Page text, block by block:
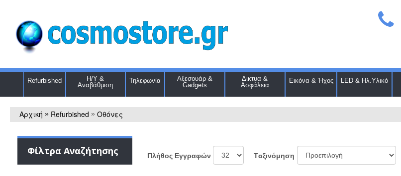
Refurbished
Η/Υ &
Αναβάθμιση
Τηλεφωνία
Αξεσουάρ &
Gadgets
Δικτυα &
Ασφάλεια
Εικόνα & Ήχος LED & Ηλ.Υλικό
Αρχική » Refurbished » Οθόνες
Φίλτρα Αναζήτησης Πλήθος Εγγραφών Tαξινόμηση